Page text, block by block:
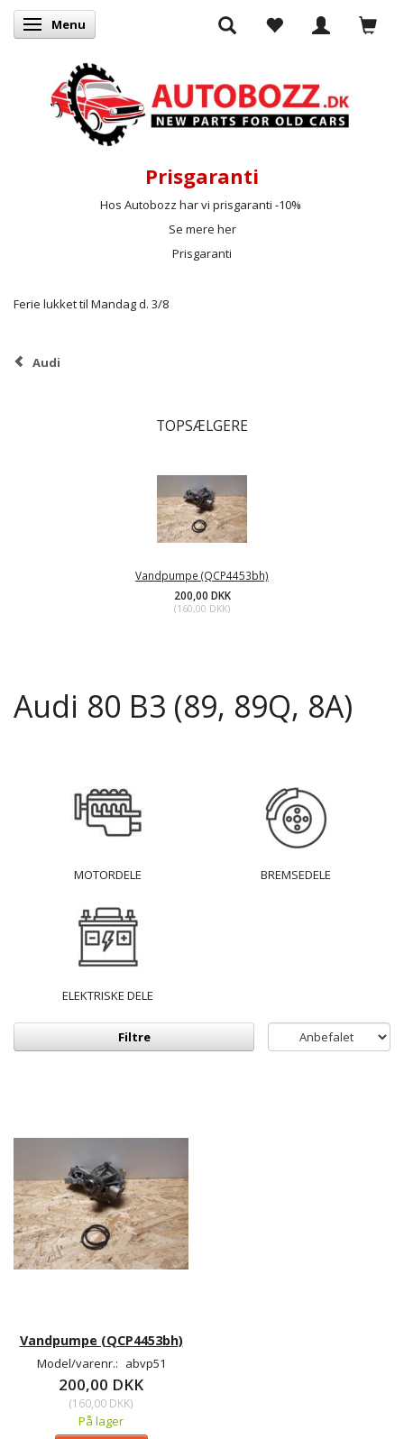
Skifte navigation
Menu
Prisgaranti
Hos Autobozz har vi prisgaranti -10%
Se mere her
Prisgaranti
Ferie lukket til Mandag d. 3/8
Audi
TOPSÆLGERE
Vandpumpe (QCP4453bh)
200,00 DKK
(160,00 DKK)
Audi 80 B3 (89, 89Q, 8A)
MOTORDELE BREMSEDELE
ELEKTRISKE DELE
Filtre
Vandpumpe (QCP4453bh)
Model/varenr.: abvp51
200,00 DKK
(160,00 DKK)
På lager